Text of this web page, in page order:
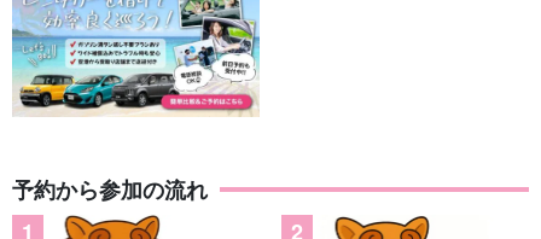
予約から参加の流れ